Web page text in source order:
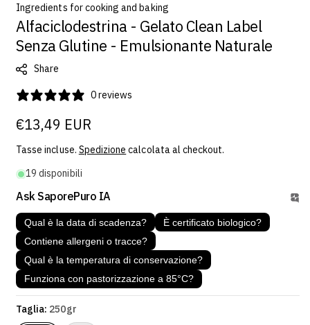
Ingredients for cooking and baking
Alfaciclodestrina - Gelato Clean Label
Senza Glutine - Emulsionante Naturale
Share
0 reviews
Prezzo
regolare
€13,49 EUR
Tasse incluse. Spedizione calcolata al checkout.
19 disponibili
Ask SaporePuro IA
Qual è la data di scadenza?
È certificato biologico?
Contiene allergeni o tracce?
Qual è la temperatura di conservazione?
Funziona con pastorizzazione a 85°C?
Taglia: 250gr